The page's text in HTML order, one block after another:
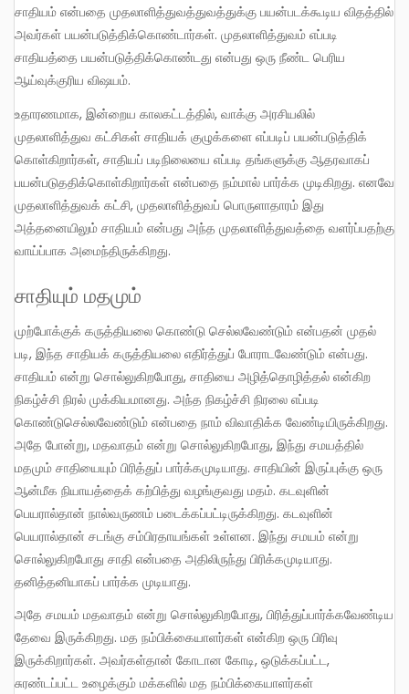
சாதியம் என்பதை முதலாளித்துவத்துவத்துக்கு பயன்படக்கூடிய விதத்தில்
அவர்கள் பயன்படுத்திக்கொண்டார்கள். முதலாளித்துவம் எப்படி
சாதியத்தை பயன்படுத்திக்கொண்டது என்பது ஒரு நீண்ட பெரிய
ஆய்வுக்குரிய விஷயம்.
உதாரணமாக, இன்றைய காலகட்டத்தில், வாக்கு அரசியலில்
முதலாளித்துவ கட்சிகள் சாதியக் குழுக்களை எப்படிப் பயன்படுத்திக்
கொள்கிறார்கள், சாதியப் படிநிலையை எப்படி தங்களுக்கு ஆதரவாகப்
பயன்படுததிக்கொள்கிறார்கள் என்பதை நம்மால் பார்க்க முடிகிறது. எனவே
முதலாளித்துவக் கட்சி, முதலாளித்துவப் பொருளாதாரம் இது
அத்தனையிலும் சாதியம் என்பது அந்த முதலாளித்துவத்தை வளர்ப்பதற்கு
வாய்ப்பாக அமைந்திருக்கிறது.
சாதியும் மதமும்
முற்போக்குக் கருத்தியலை கொண்டு செல்லவேண்டும் என்பதன் முதல்
படி, இந்த சாதியக் கருத்தியலை எதிர்த்துப் போராடவேண்டும் என்பது.
சாதியம் என்று சொல்லுகிறபோது, சாதியை அழித்தொழித்தல் என்கிற
நிகழ்ச்சி நிரல் முக்கியமானது. அந்த நிகழ்ச்சி நிரலை எப்படி
கொண்டுசெல்லவேண்டும் என்பதை நாம் விவாதிக்க வேண்டியிருக்கிறது.
அதே போன்று, மதவாதம் என்று சொல்லுகிறபோது, இந்து சமயத்தில்
மதமும் சாதியையும் பிரித்துப் பார்க்கமுடியாது. சாதியின் இருப்புக்கு ஒரு
ஆன்மீக நியாயத்தைக் கற்பித்து வழங்குவது மதம். கடவுளின்
பெயரால்தான் நால்வருணம் படைக்கப்பட்டிருக்கிறது. கடவுளின்
பெயரால்தான் சடங்கு சம்பிரதாயங்கள் உள்ளன. இந்து சமயம் என்று
சொல்லுகிறபோது சாதி என்பதை அதிலிருந்து பிரிக்கமுடியாது.
தனித்தனியாகப் பார்க்க முடியாது.
அதே சமயம் மதவாதம் என்று சொல்லுகிறபோது, பிரித்துப்பார்க்கவேண்டிய
தேவை இருக்கிறது. மத நம்பிக்கையாளர்கள் என்கிற ஒரு பிரிவு
இருக்கிறார்கள். அவர்கள்தான் கோடான கோடி, ஒடுக்கப்பட்ட,
சுரண்டப்பட்ட உழைக்கும் மக்களில் மத நம்பிக்கையாளர்கள்